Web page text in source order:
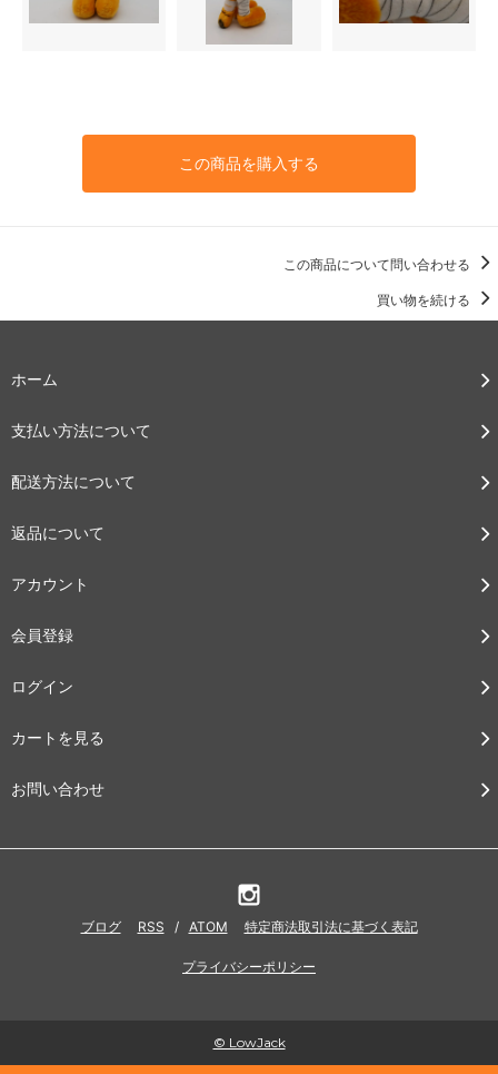
この商品を購入する
この商品について問い合わせる
買い物を続ける
ホーム
支払い方法について
配送方法について
返品について
アカウント
会員登録
ログイン
カートを見る
お問い合わせ
ブログ RSS / ATOM 特定商法取引法に基づく表記
プライバシーポリシー
© LowJack